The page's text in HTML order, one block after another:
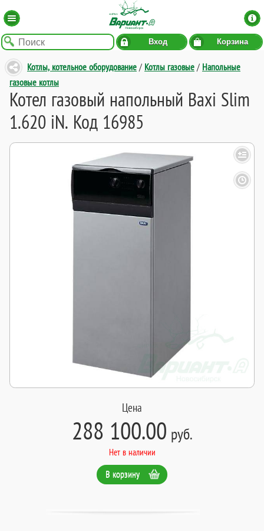
Вход Корзина
Котлы, котельное оборудование / Котлы газовые / Напольные
газовые котлы
Котел газовый напольный Baxi Slim
1.620 iN. Код 16985
Цена
288 100.00 руб.
Нет в наличии
В корзину